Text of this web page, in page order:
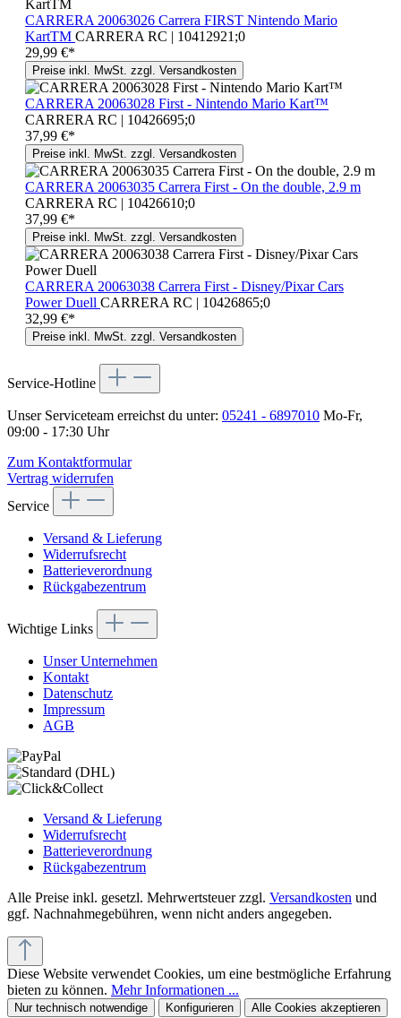
CARRERA 20063026 Carrera FIRST Nintendo Mario
KartTM CARRERA RC | 10412921;0
29,99 €*
Preise inkl. MwSt. zzgl. Versandkosten
CARRERA 20063028 First - Nintendo Mario Kart™
CARRERA RC | 10426695;0
37,99 €*
Preise inkl. MwSt. zzgl. Versandkosten
CARRERA 20063035 Carrera First - On the double, 2.9 m
CARRERA RC | 10426610;0
37,99 €*
Preise inkl. MwSt. zzgl. Versandkosten
CARRERA 20063038 Carrera First - Disney/Pixar Cars
Power Duell CARRERA RC | 10426865;0
32,99 €*
Preise inkl. MwSt. zzgl. Versandkosten
Service-Hotline
Unser Serviceteam erreichst du unter: 05241 - 6897010 Mo-Fr,
09:00 - 17:30 Uhr
Zum Kontaktformular
Vertrag widerrufen
Service
Versand & Lieferung
Widerrufsrecht
Batterieverordnung
Rückgabezentrum
Wichtige Links
Unser Unternehmen
Kontakt
Datenschutz
Impressum
AGB
Versand & Lieferung
Widerrufsrecht
Batterieverordnung
Rückgabezentrum
Alle Preise inkl. gesetzl. Mehrwertsteuer zzgl. Versandkosten und
ggf. Nachnahmegebühren, wenn nicht anders angegeben.
Diese Website verwendet Cookies, um eine bestmögliche Erfahrung
bieten zu können. Mehr Informationen ...
Nur technisch notwendige Konfigurieren Alle Cookies akzeptieren